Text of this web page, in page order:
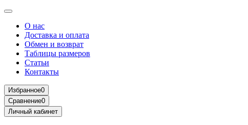
О нас
Доставка и оплата
Обмен и возврат
Таблицы размеров
Статьи
Контакты
Избранное0
Сравнение0
Личный кабинет